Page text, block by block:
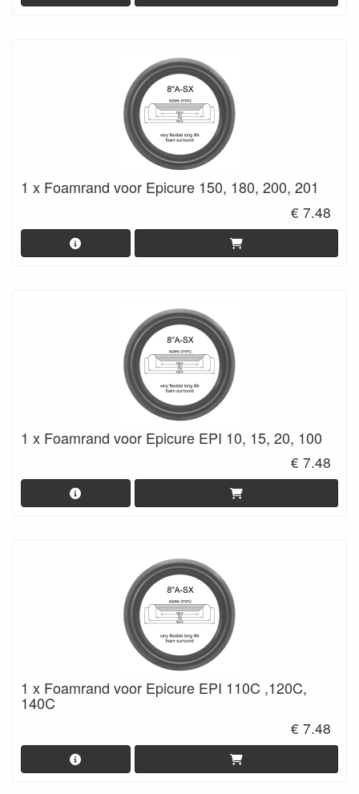
1 x Foamrand voor Epicure 150, 180, 200, 201
€ 7.48
1 x Foamrand voor Epicure EPI 10, 15, 20, 100
€ 7.48
1 x Foamrand voor Epicure EPI 110C ,120C,
140C
€ 7.48